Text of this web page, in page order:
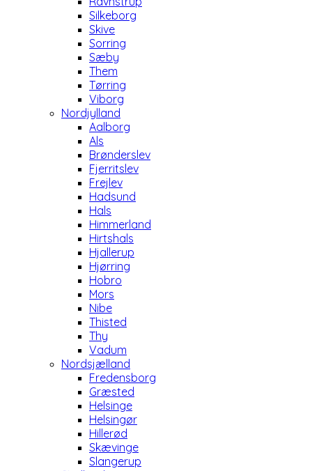
Silkeborg
Skive
Sorring
Sæby
Them
Tørring
Viborg
Nordjylland
Aalborg
Als
Brønderslev
Fjerritslev
Frejlev
Hadsund
Hals
Himmerland
Hirtshals
Hjallerup
Hjørring
Hobro
Mors
Nibe
Thisted
Thy
Vadum
Nordsjælland
Fredensborg
Græsted
Helsinge
Helsingør
Hillerød
Skævinge
Slangerup